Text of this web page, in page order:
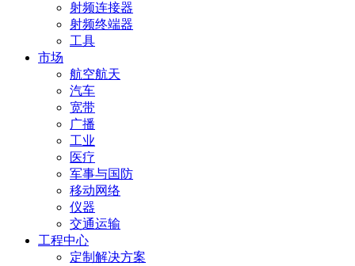
射频连接器
射频终端器
工具
市场
航空航天
汽车
宽带
广播
工业
医疗
军事与国防
移动网络
仪器
交通运输
工程中心
定制解决方案